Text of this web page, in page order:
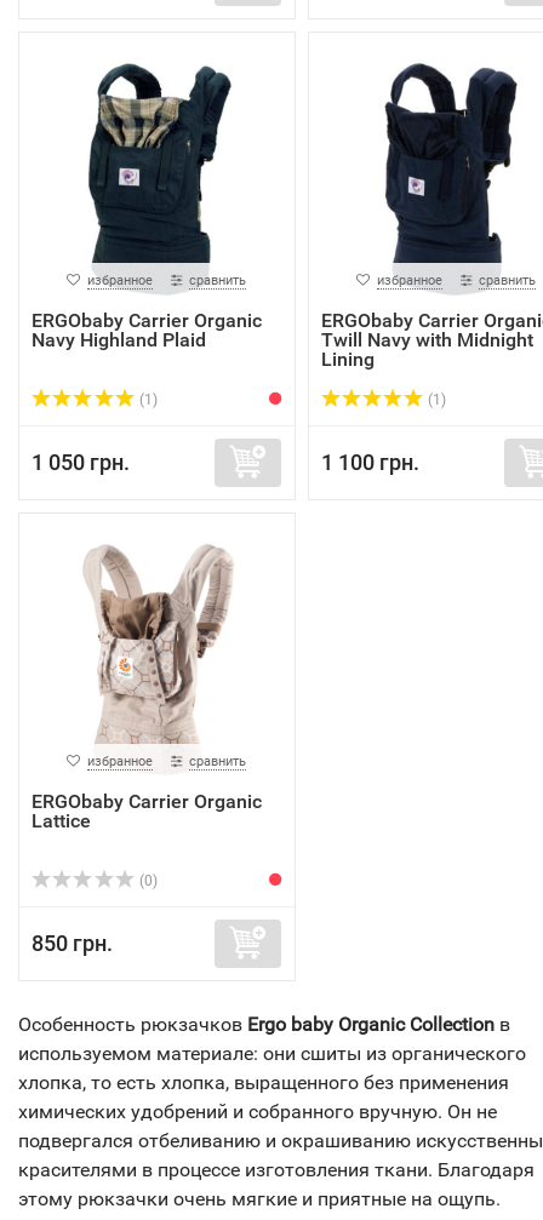
избранное сравнить
ERGObaby Carrier Organic
Navy Highland Plaid
(1)
1 050 грн.
избранное сравнить
ERGObaby Carrier
Twill Navy with Midnight
Lining
(1)
1 100 грн.
избранное сравнить
ERGObaby Carrier Organic
Lattice
(0)
850 грн.
Особенность рюкзачков Ergo baby Organic Collection в
используемом материале: они сшиты из органического
хлопка, то есть хлопка, выращенного без применения
химических удобрений и собранного вручную. Он не
подвергался отбеливанию и окрашиванию
красителями в процессе изготовления ткани. Благодаря
этому рюкзачки очень мягкие и приятные на ощупь.